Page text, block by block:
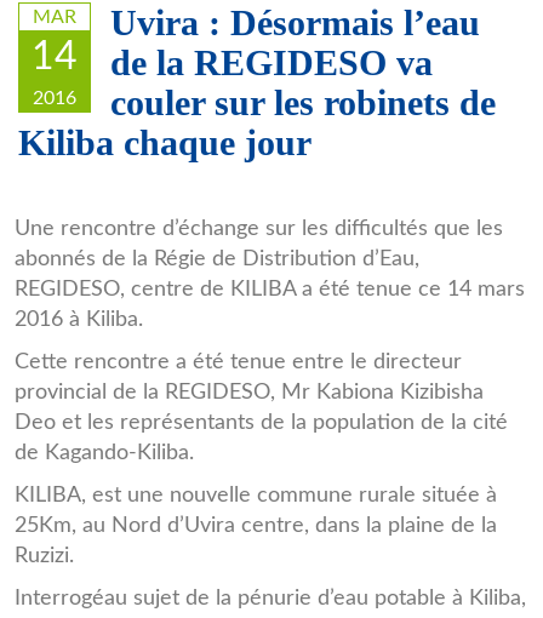
MAR
14
2016
Uvira : Désormais l’eau
de la REGIDESO va
couler sur les robinets de
Kiliba chaque jour
Une rencontre d’échange sur les difficultés que les
abonnés de la Régie de Distribution d’Eau,
REGIDESO, centre de KILIBA a été tenue ce 14 mars
2016 à Kiliba.
Cette rencontre a été tenue entre le directeur
provincial de la REGIDESO, Mr Kabiona Kizibisha
Deo et les représentants de la population de la cité
de Kagando-Kiliba.
KILIBA, est une nouvelle commune rurale située à
25Km, au Nord d’Uvira centre, dans la plaine de la
Ruzizi.
Interrogéau sujet de la pénurie d’eau potable à Kiliba,